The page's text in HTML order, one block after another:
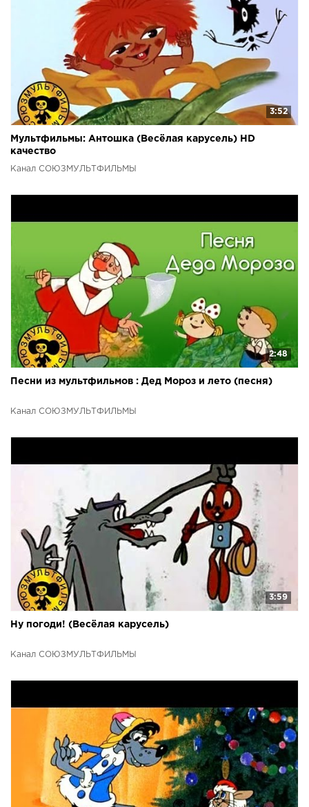
3:52
Мультфильмы: Антошка (Весёлая карусель) HD
качество
Канал СОЮЗМУЛЬТФИЛЬМЫ
2:48
Песни из мультфильмов : Дед Мороз и лето (песня)
Канал СОЮЗМУЛЬТФИЛЬМЫ
3:59
Ну погоди! (Весёлая карусель)
Канал СОЮЗМУЛЬТФИЛЬМЫ